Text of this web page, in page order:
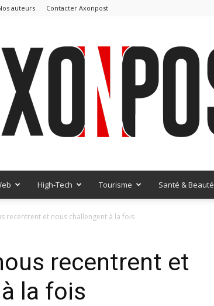
auteurs Contacter Axonpost
High-Tech Tourisme Santé & Beauté
recentrent et nous challengent à la fois
recentrent et
la fois